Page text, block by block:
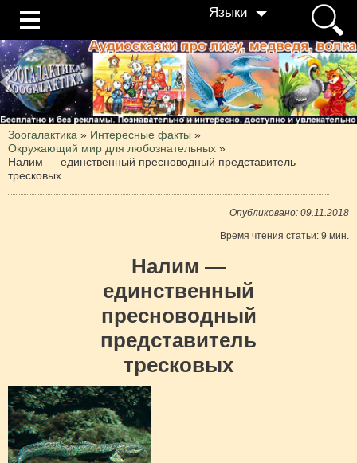
Языки
Зоогалактика » Интересные факты »
Окружающий мир для любознательных »
Налим — единственный пресноводный представитель
тресковых
Опубликовано: 09.11.2018
Время чтения статьи: 9 мин.
Налим —
единственный
пресноводный
представитель
тресковых